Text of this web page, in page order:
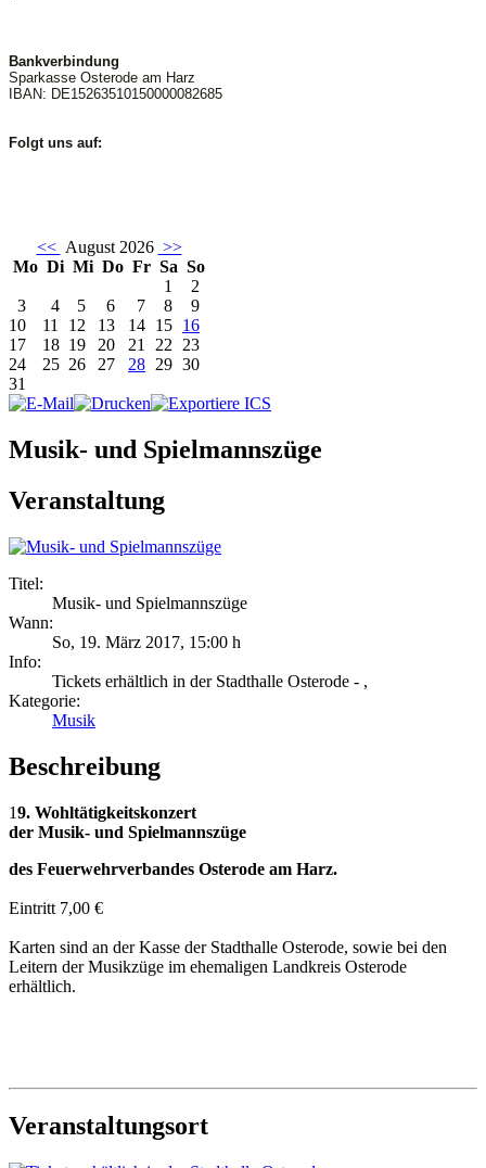
Bankverbindung
Sparkasse Osterode am Harz
IBAN: DE15263510150000082685
Folgt uns auf:
<< August 2026 >>
Mo Di Mi Do Fr Sa So
1
2
3
4 5 6 7 8
9
10
11 12 13 14 15 16
17
18 19 20 21 22 23
24
25 26 27 28 29 30
31
Musik- und Spielmannszüge
Veranstaltung
Titel:
Musik- und Spielmannszüge
Wann:
So, 19. März 2017, 15:00 h
Info:
Tickets erhältlich in der Stadthalle Osterode - ,
Kategorie:
Musik
Beschreibung
19. Wohltätigkeitskonzert
der Musik- und Spielmannszüge
des Feuerwehrverbandes Osterode am Harz.
Eintritt 7,00 €
Karten sind an der Kasse der Stadthalle Osterode, sowie bei den
Leitern der Musikzüge im ehemaligen Landkreis Osterode
erhältlich.
Veranstaltungsort